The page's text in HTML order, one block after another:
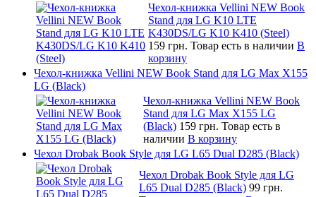
Чехол-книжка Vellini NEW Book
Stand для LG K10 LTE
K430DS/LG K10 K410 (Steel)
159 грн. Товар есть в наличии В
корзину
Чехол-книжка Vellini NEW Book Stand для LG Max X155
LG (Black)
Чехол-книжка Vellini NEW Book
Stand для LG Max X155 LG
(Black) 159 грн. Товар есть в
наличии В корзину
Чехол Drobak Book Style для LG L65 Dual D285 (Black)
Чехол Drobak Book Style для LG
L65 Dual D285 (Black) 99 грн.